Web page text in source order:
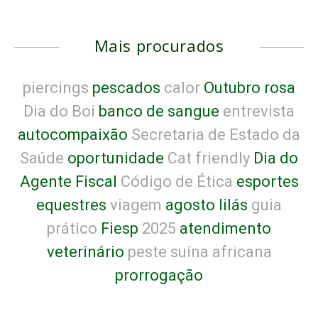
Mais procurados
piercings pescados calor Outubro rosa
Dia do Boi banco de sangue entrevista
autocompaixão Secretaria de Estado da
Saúde oportunidade Cat friendly Dia do
Agente Fiscal Código de Ética esportes
equestres viagem agosto lilás guia
prático Fiesp 2025 atendimento
veterinário peste suína africana
prorrogação